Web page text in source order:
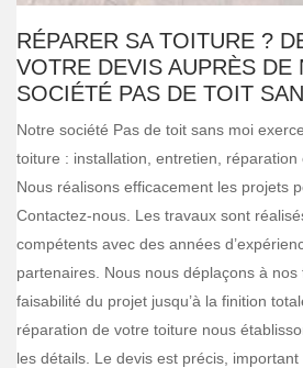
RÉPARER SA TOITURE ?
VOTRE DEVIS AUPRÈS DE
SOCIÉTÉ PAS DE TOIT
Notre société Pas de toit sans moi
toiture : installation, entretien, réparation
Nous réalisons efficacement les projets
Contactez-nous. Les travaux sont
compétents avec des années
partenaires. Nous nous déplaçons à
faisabilité du projet jusqu’à la finition
réparation de votre toiture nous
les détails. Le devis est précis,